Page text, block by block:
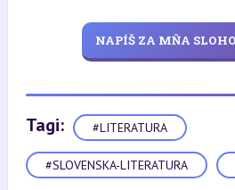
NAPÍŠ ZA MŇA
Tagi: #LITERATURA
#SLOVENSKA-LITERATURA